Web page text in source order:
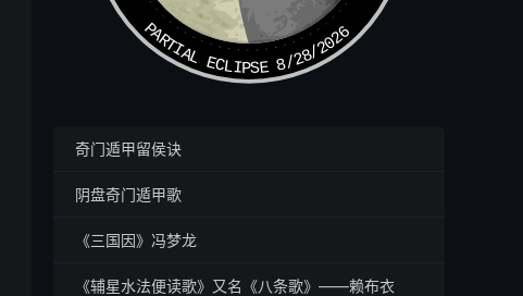
PARTIAL ECLIPSE 8/28/2026
奇门遁甲留侯诀
阴盘奇门遁甲歌
《三国因》冯梦龙
《辅星水法便读歌》又名《八条歌》——赖布衣